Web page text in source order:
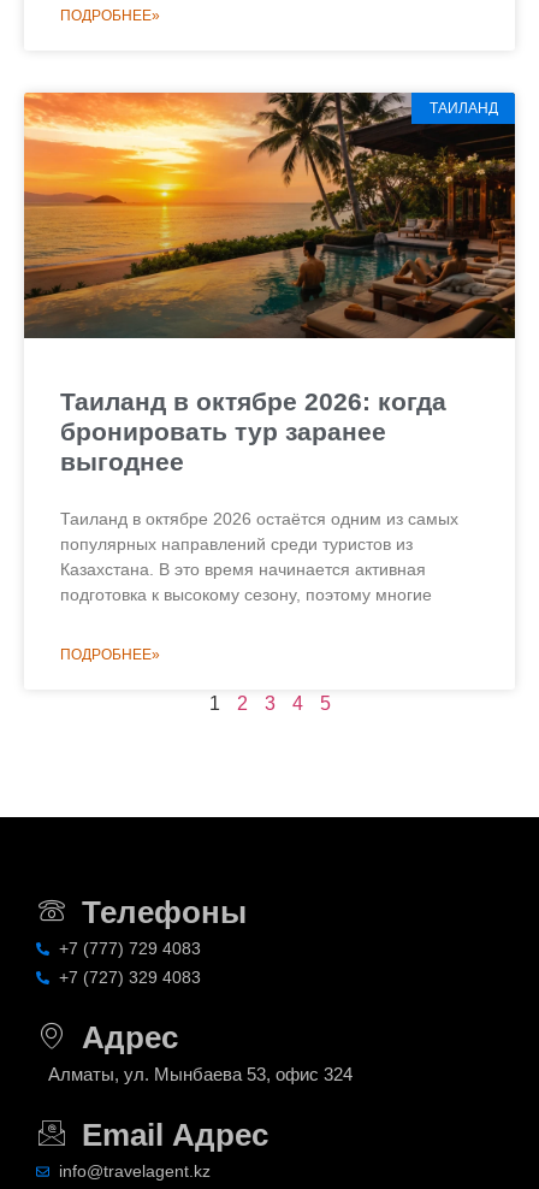
ПОДРОБНЕЕ»
ТАИЛАНД
Таиланд в октябре 2026: когда
бронировать тур заранее
выгоднее
Таиланд в октябре 2026 остаётся одним из самых
популярных направлений среди туристов из
Казахстана. В это время начинается активная
подготовка к высокому сезону, поэтому многие
ПОДРОБНЕЕ»
1 2 3 4 5
Телефоны
+7 (777) 729 4083
+7 (727) 329 4083
Адрес
Алматы, ул. Мынбаева 53, офис 324
Email Адрес
info@travelagent.kz